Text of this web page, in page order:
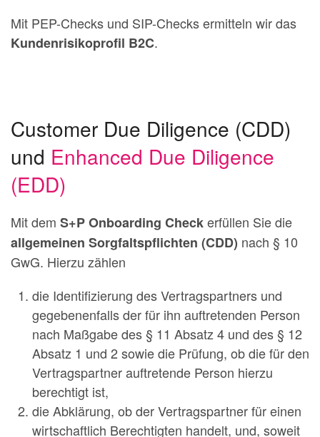
Mit PEP-Checks und SIP-Checks ermitteln wir das
Kundenrisikoprofil B2C.
Customer Due Diligence (CDD)
und Enhanced Due Diligence
(EDD)
Mit dem S+P Onboarding Checkerfüllen Sie die
allgemeinen Sorgfaltspflichten (CDD) nach § 10
GwG. Hierzu zählen
die Identifizierung des Vertragspartners und
gegebenenfalls der für ihn auftretenden Person
nach Maßgabe des § 11 Absatz 4 und des § 12
Absatz 1 und 2 sowie die Prüfung, ob die für den
Vertragspartner auftretende Person hierzu
berechtigt ist,
die Abklärung, ob der Vertragspartner für einen
wirtschaftlich Berechtigten handelt, und, soweit